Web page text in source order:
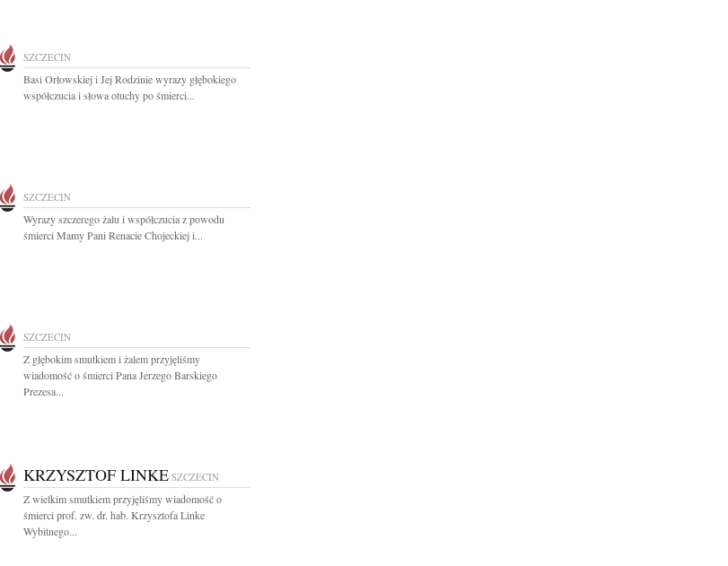
SZCZECIN
Basi Orłowskiej i Jej Rodzinie wyrazy głębokiego
współczucia i słowa otuchy po śmierci...
SZCZECIN
Wyrazy szczerego żalu i współczucia z powodu
śmierci Mamy Pani Renacie Chojeckiej i...
SZCZECIN
Z głębokim smutkiem i żalem przyjęliśmy
wiadomość o śmierci Pana Jerzego Barskiego
Prezesa...
KRZYSZTOF LINKE SZCZECIN
Z wielkim smutkiem przyjęliśmy wiadomość o
śmierci prof. zw. dr. hab. Krzysztofa Linke
Wybitnego...